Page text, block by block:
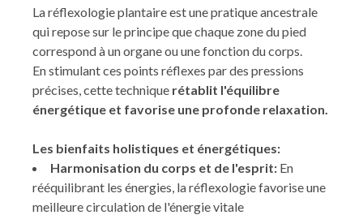
La réflexologie plantaire est une pratique ancestrale
qui repose sur le principe que chaque zone du pied
correspond à un organe ou une fonction du corps.
En stimulant ces points réflexes par des pressions
précises, cette technique rétablit l'équilibre
énergétique et favorise une profonde relaxation.
Les bienfaits holistiques et énergétiques:
Harmonisation du corps et de l'esprit: En
rééquilibrant les énergies, la réflexologie favorise une
meilleure circulation de l'énergie vitale